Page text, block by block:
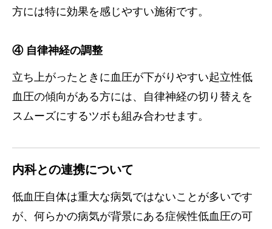
方には特に効果を感じやすい施術です。
④ 自律神経の調整
立ち上がったときに血圧が下がりやすい起立性低
血圧の傾向がある方には、自律神経の切り替えを
スムーズにするツボも組み合わせます。
内科との連携について
低血圧自体は重大な病気ではないことが多いです
が、何らかの病気が背景にある症候性低血圧の可